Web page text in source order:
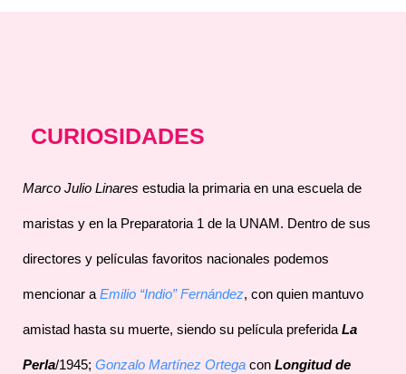
CURIOSIDADES
Marco Julio Linares estudia la primaria en una escuela de
maristas y en la Preparatoria 1 de la UNAM. Dentro de sus
directores y películas favoritos nacionales podemos
mencionar a Emilio “Indio”Fernández, con quien mantuvo
amistad hasta su muerte, siendo su película preferida La
Perla/1945; Gonzalo Martínez Ortega con Longitud de